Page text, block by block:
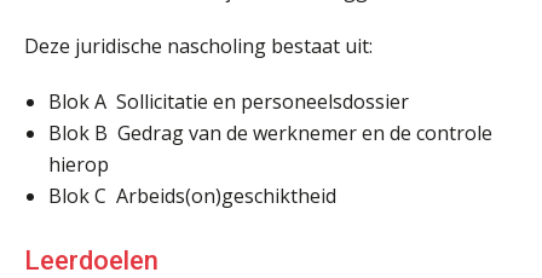
Deze juridische nascholing bestaat uit:
Blok A Sollicitatie en personeelsdossier
Blok B Gedrag van de werknemer en de controle
hierop
Blok C Arbeids(on)geschiktheid
Leerdoelen